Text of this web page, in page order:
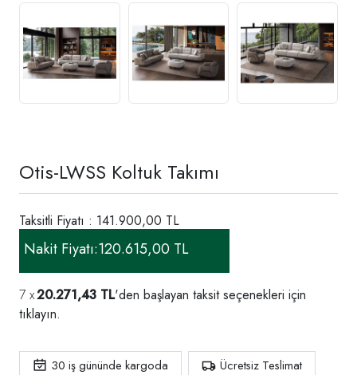
Otis-LWSS Koltuk Takımı
Taksitli Fiyatı : 141.900,00 TL
Nakit Fiyatı:120.615,00 TL
20.271,43 TL'den başlayan taksit seçenekleri için
tıklayın.
30 iş gününde kargoda Ücretsiz Teslimat